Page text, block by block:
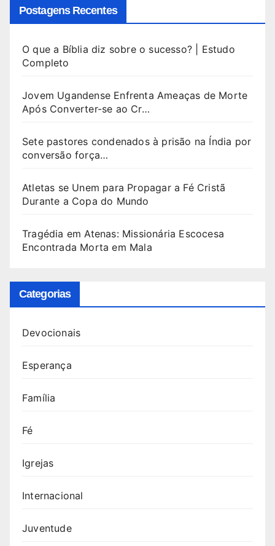
Postagens Recentes
O que a Bíblia diz sobre o sucesso? | Estudo
Completo
Jovem Ugandense Enfrenta Ameaças de Morte
Após Converter-se ao Cr…
Sete pastores condenados à prisão na Índia por
conversão força…
Atletas se Unem para Propagar a Fé Cristã
Durante a Copa do Mundo
Tragédia em Atenas: Missionária Escocesa
Encontrada Morta em Mala
Categorias
Devocionais
Esperança
Família
Fé
Igrejas
Internacional
Juventude